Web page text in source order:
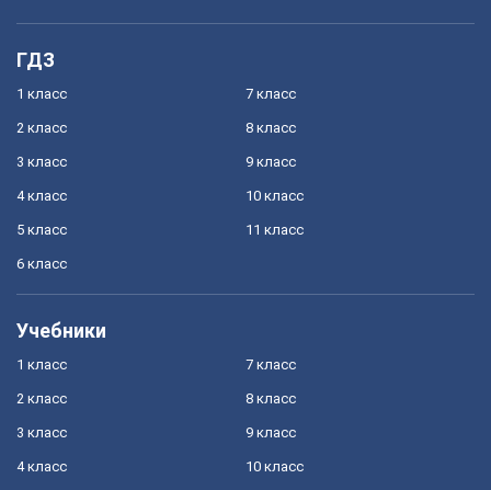
ГДЗ
1 класс
2 класс
3 класс
4 класс
5 класс
6 класс
7 класс
8 класс
9 класс
10 класс
11 класс
Учебники
1 класс
2 класс
3 класс
4 класс
7 класс
8 класс
9 класс
10 класс